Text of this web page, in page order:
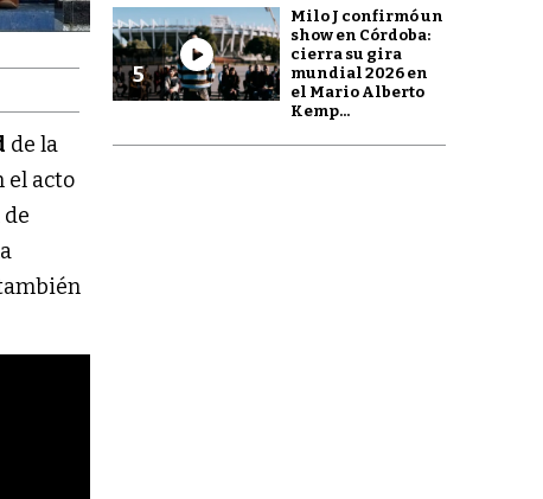
de la
el acto
5
Milo J confirmó un
show en Córdoba:
cierra su gira
mundial 2026 en
el Mario Alberto
Kemp...